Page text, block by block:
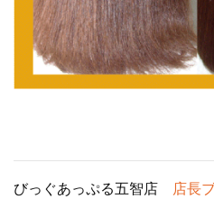
びっぐあっぷる五智店 店長